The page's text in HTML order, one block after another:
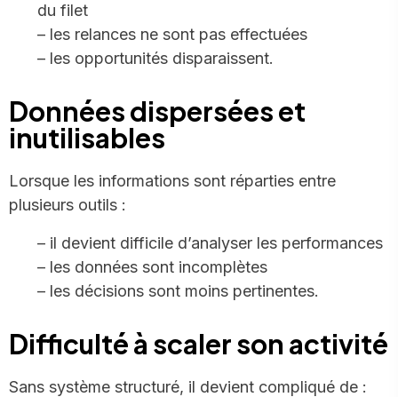
du filet
– les relances ne sont pas effectuées
– les opportunités disparaissent.
Données dispersées et
inutilisables
Lorsque les informations sont réparties entre
plusieurs outils :
– il devient difficile d’analyser les performances
– les données sont incomplètes
– les décisions sont moins pertinentes.
Difficulté à scaler son activité
Sans système structuré, il devient compliqué de :